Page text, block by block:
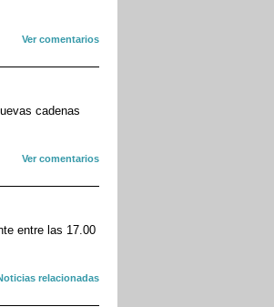
Ver comentarios
cadenas
Ver comentarios
entre las 17.00
relacionadas